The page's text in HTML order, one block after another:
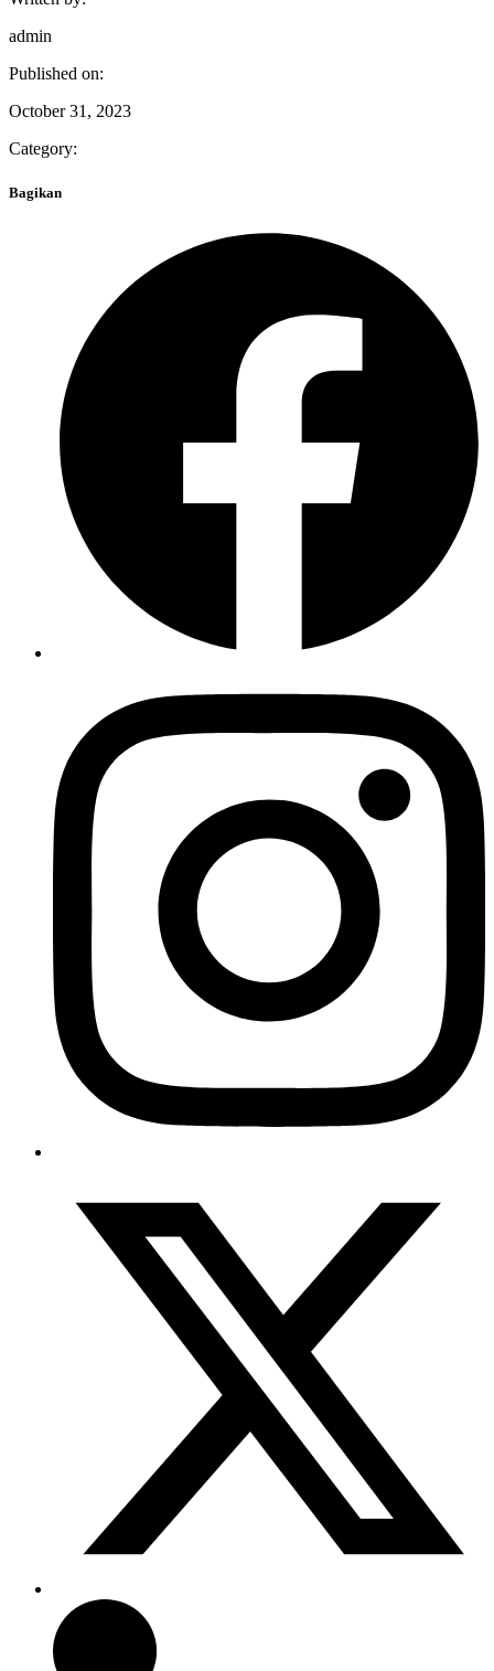
admin
Published on:
October 31, 2023
Category:
Bagikan